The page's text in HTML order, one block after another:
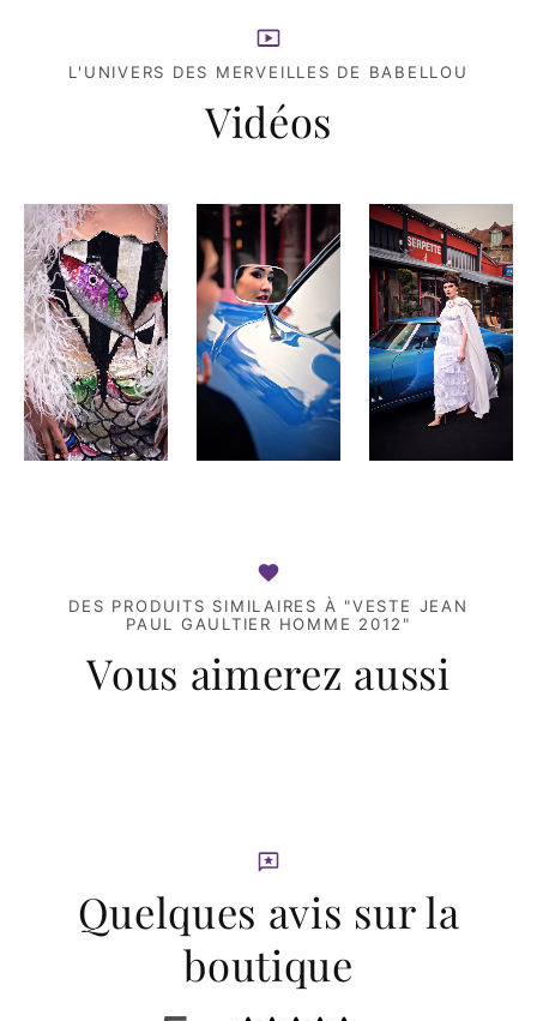
L'UNIVERS DES MERVEILLES DE BABELLOU
Vidéos
DES PRODUITS SIMILAIRES À "VESTE JEAN
PAUL GAULTIER HOMME 2012"
Vous aimerez aussi
Quelques avis sur la
boutique